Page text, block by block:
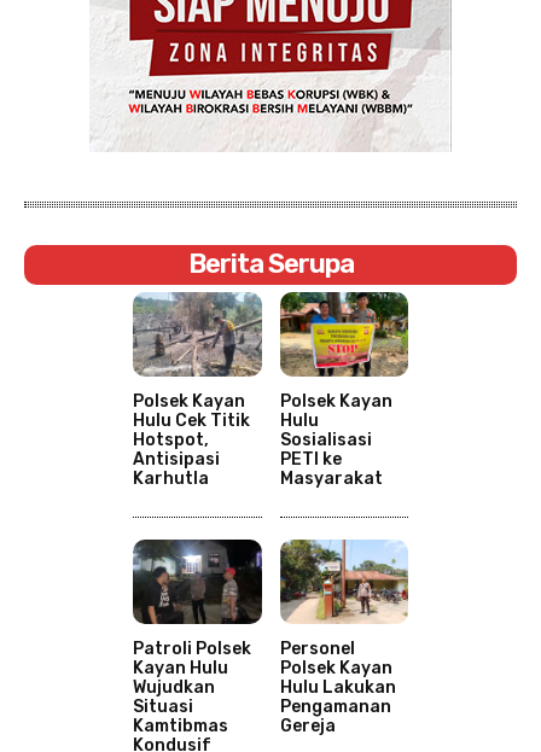
Berita Serupa
Polsek Kayan
Hulu Cek Titik
Hotspot,
Antisipasi
Karhutla
Polsek Kayan
Hulu
Sosialisasi
PETI ke
Masyarakat
Patroli Polsek
Kayan Hulu
Wujudkan
Situasi
Kamtibmas
Kondusif
Personel
Polsek Kayan
Hulu Lakukan
Pengamanan
Gereja